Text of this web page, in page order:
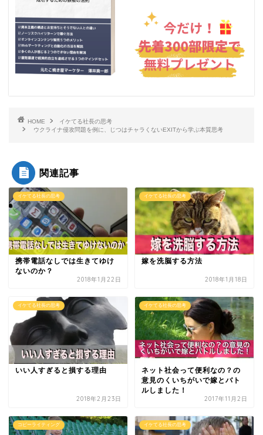
HOME
イケてる社長の思考
ウクライナ侵攻問題を例に、じつはチャラくないEXITから学ぶ本質思考
関連記事
イケてる社長の思考
携帯電話なしでは生きてゆけ
ないのか？
2018年1月22日
イケてる社長の思考
嫁を洗脳する方法
2018年1月18日
イケてる社長の思考
いい人すぎると損する理由
2018年2月23日
イケてる社長の思考
ネット社会って便利なの？の
意見のくいちがいで嫁とバト
ルしました！
2017年11月2日
コピーライティング イケてる社長の思考